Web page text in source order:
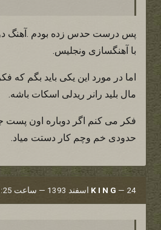
پس درست حدس زده بودم .آهنگ
با آهنگسازی ونجلیس.
اما در مورد این یکی باید بگم که
مال بلید رانر ریدلی اسکات باشه.
فکر می کنم اگر دوباره اون پست
حدودی خم وچم کار دستت میاد.
K I N G — 24 اسفند 1393 — ساعت 13:25